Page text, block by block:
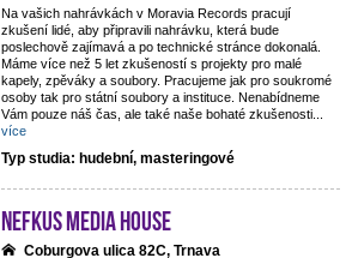
Na vašich nahrávkách v Moravia Records pracují
zkušení lidé, aby připravili nahrávku, která bude
poslechově zajímavá a po technické stránce dokonalá.
Máme více než 5 let zkušeností s projekty pro malé
kapely, zpěváky a soubory. Pracujeme jak pro soukromé
osoby tak pro státní soubory a instituce. Nenabídneme
Vám pouze náš čas, ale také naše bohaté zkušenosti
více
Typ studia: hudební, masteringové
NEFKUS Media House
Coburgova ulica 82C, Trnava